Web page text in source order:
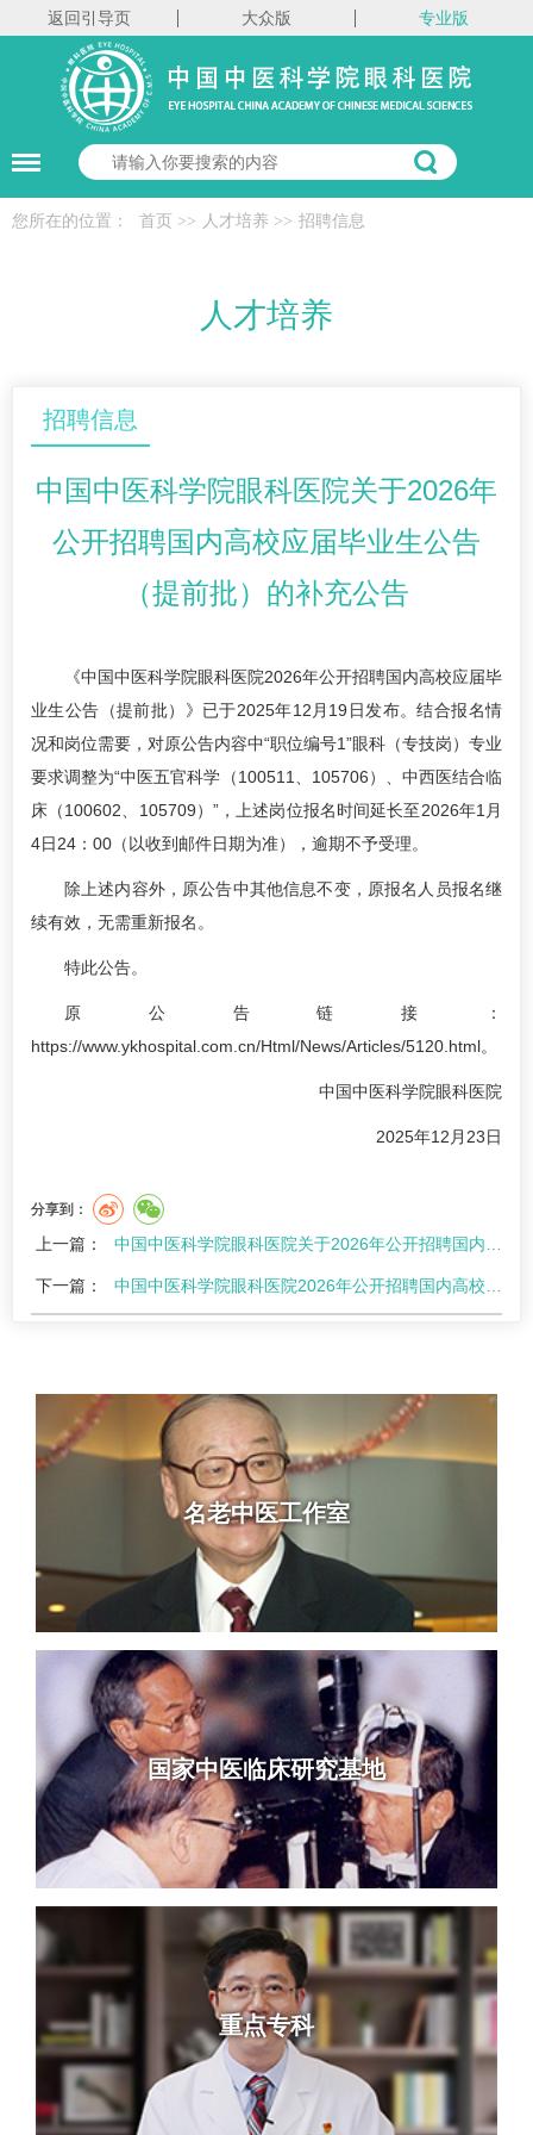
返回引导页 大众版 专业版
您所在的位置： 首页 >> 人才培养 >> 招聘信息
人才培养
招聘信息
中国中医科学院眼科医院关于2026年
公开招聘国内高校应届毕业生公告
（提前批）的补充公告
《中国中医科学院眼科医院2026年公开招聘国内高校应届毕
业生公告（提前批）》已于2025年12月19日发布。结合报名情
况和岗位需要，对原公告内容中“职位编号1”眼科（专技岗）专业
要求调整为“中医五官科学（100511、105706）、中西医结合临
床（100602、105709）”，上述岗位报名时间延长至2026年1月
4日24：00（以收到邮件日期为准），逾期不予受理。
除上述内容外，原公告中其他信息不变，原报名人员报名继
续有效，无需重新报名。
特此公告。
原公告链接：
https://www.ykhospital.com.cn/Html/News/Articles/5120.html。
中国中医科学院眼科医院
2025年12月23日
分享到：
上一篇： 中国中医科学院眼科医院关于2026年公开招聘国内高校应届毕业生（提前批）的补充公告
下一篇： 中国中医科学院眼科医院2026年公开招聘国内高校应届毕业生公告（提前批）
名老中医工作室
国家中医临床研究基地
重点专科